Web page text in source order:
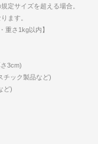
定サイズを超える場合。
ます。
重さ1kg以内】
3cm)
チック製品など)
ど)